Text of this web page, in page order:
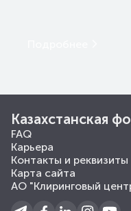
Казахстанская
FAQ
Карьера
Контакты и реквизиты
Карта сайта
АО "Клиринговый